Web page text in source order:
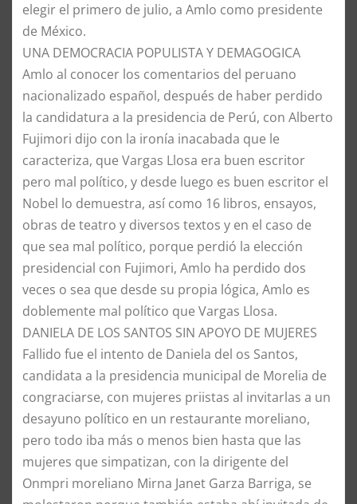
elegir el primero de julio, a Amlo como presidente
de México.
​UNA DEMOCRACIA POPULISTA Y DEMAGOGICA
​Amlo al conocer los comentarios del peruano
nacionalizado español, después de haber perdido
la candidatura a la presidencia de Perú, con Alberto
Fujimori dijo con la ironía inacabada que le
caracteriza, que Vargas Llosa era buen escritor
pero mal político, y desde luego es buen escritor el
Nobel lo demuestra, así como 16 libros, ensayos,
obras de teatro y diversos textos y en el caso de
que sea mal político, porque perdió la elección
presidencial con Fujimori, Amlo ha perdido dos
veces o sea que desde su propia lógica, Amlo es
doblemente mal político que Vargas Llosa.
​DANIELA DE LOS SANTOS SIN APOYO DE MUJERES
​Fallido fue el intento de Daniela del os Santos,
candidata a la presidencia municipal de Morelia de
congraciarse, con mujeres priistas al invitarlas a un
desayuno político en un restaurante moreliano,
pero todo iba más o menos bien hasta que las
mujeres que simpatizan, con la dirigente del
Onmpri moreliano Mirna Janet Garza Barriga, se